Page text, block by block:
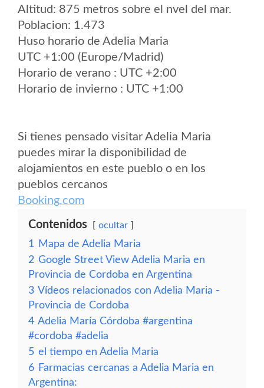
Altitud: 875 metros sobre el nvel del mar.
Poblacion: 1.473
Huso horario de Adelia Maria
UTC +1:00 (Europe/Madrid)
Horario de verano : UTC +2:00
Horario de invierno : UTC +1:00
Si tienes pensado visitar Adelia Maria
puedes mirar la disponibilidad de
alojamientos en este pueblo o en los
pueblos cercanos
Booking.com
Contenidos ocultar
1
Mapa de Adelia Maria
2 Google Street View Adelia Maria en
Provincia de Cordoba en Argentina
3 Vídeos relacionados con Adelia Maria -
Provincia de Cordoba
4 Adelia María Córdoba #argentina
#cordoba #adelia
5 el tiempo en Adelia Maria
6 Farmacias cercanas a Adelia Maria en
Argentina: